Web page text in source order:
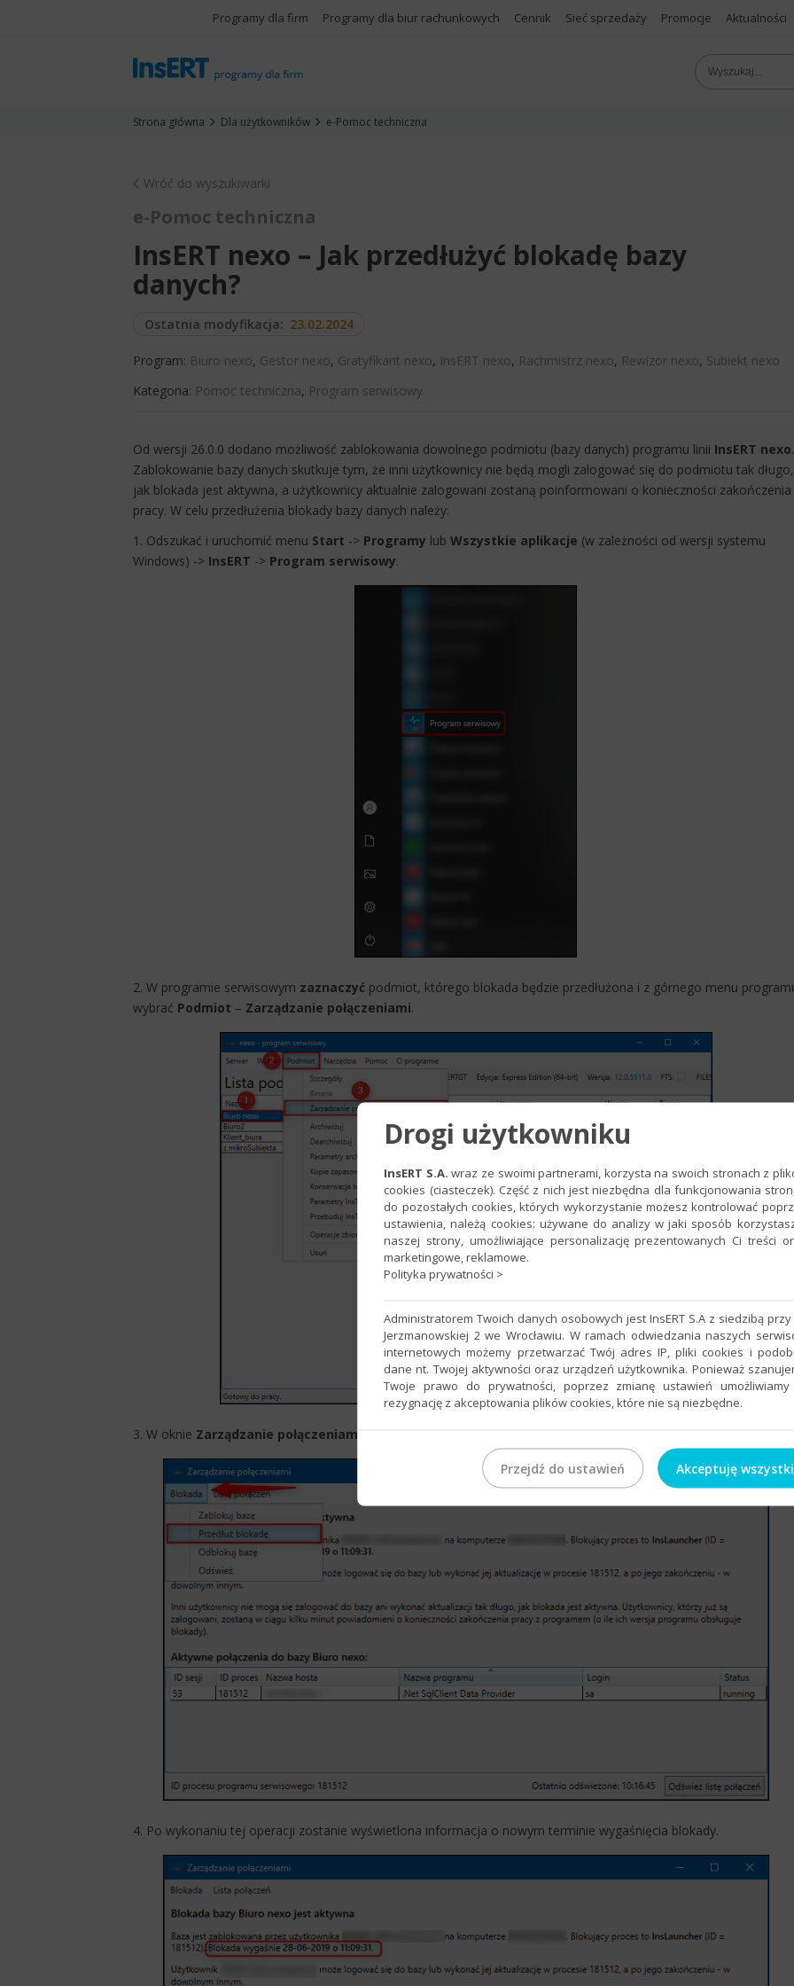
Programy dla firm Programy dla biur rachunkowych Cennik Sieć sprzedaży Promocje Aktualności
Strona główna Dla użytkowników e-Pomoc techniczna
Wróć do wyszukiwarki
e-Pomoc techniczna
InsERT nexo – Jak przedłużyć blokadę bazy
danych?
Ostatnia modyfikacja: 23.02.2024
Program: Biuro nexo, Gestor nexo, Gratyfikant nexo, InsERT nexo, Rachmistrz nexo, Rewizor nexo, Subiekt nexo
Kategoria: Pomoc techniczna, Program serwisowy
Od wersji 26.0.0 dodano możliwość zablokowania dowolnego podmiotu (bazy danych) programu linii InsERT nexo.
Zablokowanie bazy danych skutkuje tym, że inni użytkownicy nie będą mogli zalogować się do podmiotu tak długo,
jak blokada jest aktywna, a użytkownicy aktualnie zalogowani zostaną poinformowani o konieczności zakończenia
pracy. W celu przedłużenia blokady bazy danych należy:
1. Odszukać i uruchomić menu Start -> Programy lub Wszystkie aplikacje (w zależności od wersji systemu
Windows) -> InsERT -> Program serwisowy.
2. W programie serwisowym zaznaczyć podmiot, którego blokada będzie przedłużona i z górnego menu
wybrać Podmiot – Zarządzanie połączeniami.
3. W oknie Zarządzanie połączeniami
4. Po wykonaniu tej operacji zostanie wyświetlona informacja o nowym terminie wygaśnięcia blokady.​
Drogi użytkowniku
InsERT S.A. wraz ze swoimi partnerami, korzysta na swoich stronach z
cookies (ciasteczek). Część z nich jest niezbędna dla funkcjonowania
do pozostałych cookies, których wykorzystanie możesz kontrolować
ustawienia, należą cookies: używane do analizy w jaki sposób
naszej strony, umożliwiające personalizację prezentowanych Ci treści
marketingowe, reklamowe.
Polityka prywatności >
Administratorem Twoich danych osobowych jest InsERT S.A z siedzibą przy
Jerzmanowskiej 2 we Wrocławiu. W ramach odwiedzania naszych
internetowych możemy przetwarzać Twój adres IP, pliki cookies i
dane nt. Twojej aktywności oraz urządzeń użytkownika. Ponieważ
Twoje prawo do prywatności, poprzez zmianę ustawień umożliwiamy
rezygnację z akceptowania plików cookies, które nie są niezbędne.
Przejdź do ustawień Akceptuję